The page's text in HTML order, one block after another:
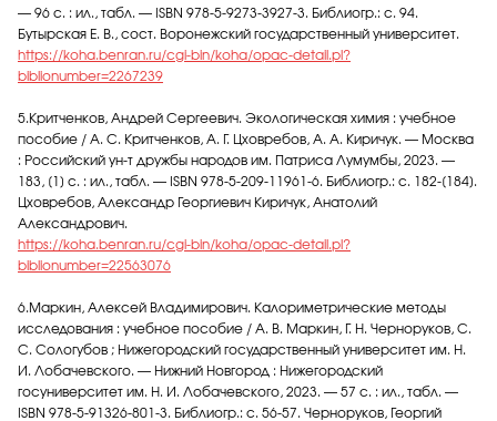
— 96 с. : ил., табл. — ISBN 978-5-9273-3927-3. Библиогр.: с. 94.
Бутырская Е. В., сост. Воронежский государственный университет.
https://koha.benran.ru/cgi-bin/koha/opac-detail.pl?
biblionumber=2267239
5.Критченков, Андрей Сергеевич. Экологическая химия : учебное
пособие / А. С. Критченков, А. Г. Цховребов, А. А. Киричук. — Москва
: Российский ун-т дружбы народов им. Патриса Лумумбы, 2023. —
183, [1] с. : ил., табл. — ISBN 978-5-209-11961-6. Библиогр.: с. 182-[184].
Цховребов, Александр Георгиевич Киричук, Анатолий
Александрович.
https://koha.benran.ru/cgi-bin/koha/opac-detail.pl?
biblionumber=22563076
6.Маркин, Алексей Владимирович. Калориметрические методы
исследования : учебное пособие / А. В. Маркин, Г. Н. Черноруков, С.
С. Сологубов ; Нижегородский государственный университет им. Н.
И. Лобачевского. — Нижний Новгород : Нижегородский
госуниверситет им. Н. И. Лобачевского, 2023. — 57 с. : ил., табл. —
ISBN 978-5-91326-801-3. Библиогр.: с. 56-57. Черноруков, Георгий